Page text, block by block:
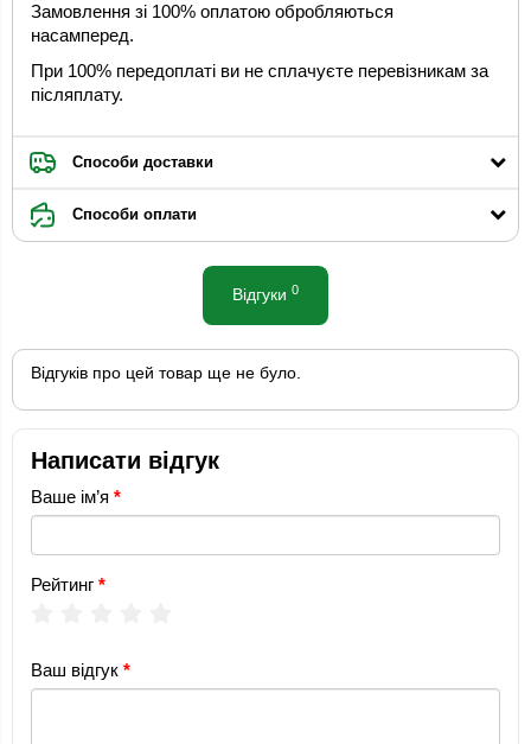
Замовлення зі 100% оплатою обробляються
насамперед.
При 100% передоплаті ви не сплачуєте перевізникам за
післяплату.
Способи доставки
Способи оплати
Відгуки 0
Відгуків про цей товар ще не було.
Написати відгук
Ваше ім’я
Рейтинг
Ваш відгук